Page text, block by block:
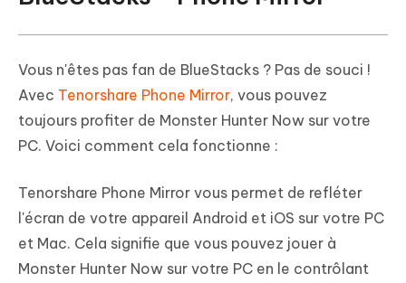
Vous n'êtes pas fan de BlueStacks ? Pas de souci !
Avec Tenorshare Phone Mirror, vous pouvez
toujours profiter de Monster Hunter Now sur votre
PC. Voici comment cela fonctionne :
Tenorshare Phone Mirror vous permet de refléter
l'écran de votre appareil Android et iOS sur votre PC
et Mac. Cela signifie que vous pouvez jouer à
Monster Hunter Now sur votre PC en le contrôlant